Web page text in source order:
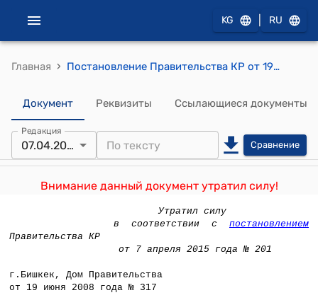
KG RU
Главная › Постановление Правительства КР от 19 июня 2008 года № 317 "О внесении изменений и дополнений в постановление Правительства Кыргызской Республики от 7 декабря 2005 года N 561 "Об условиях оплаты труда работников социальной сферы"
Документ Реквизиты Ссылающиеся документы
Редакция
07.04.2015 Сравнение
Внимание данный документ утратил силу!